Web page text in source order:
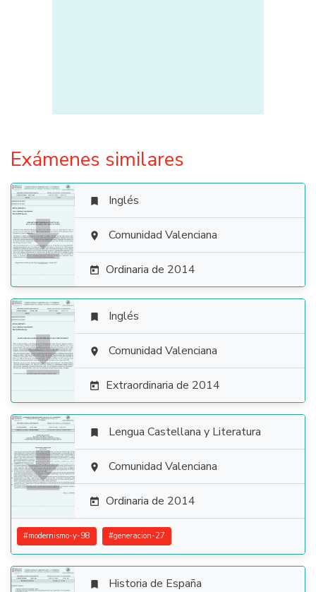
Exámenes similares

 Inglés
 Comunidad Valenciana
 Ordinaria de 2014

 Inglés
 Comunidad Valenciana
 Extraordinaria de 2014

 Lengua Castellana y Literatura
 Comunidad Valenciana
 Ordinaria de 2014
#modernismo-y-98 #generacion-27
 Historia de España